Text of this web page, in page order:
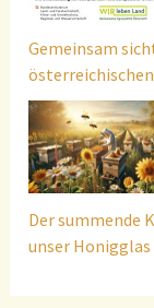
Gemeinsam
Der summende
unser